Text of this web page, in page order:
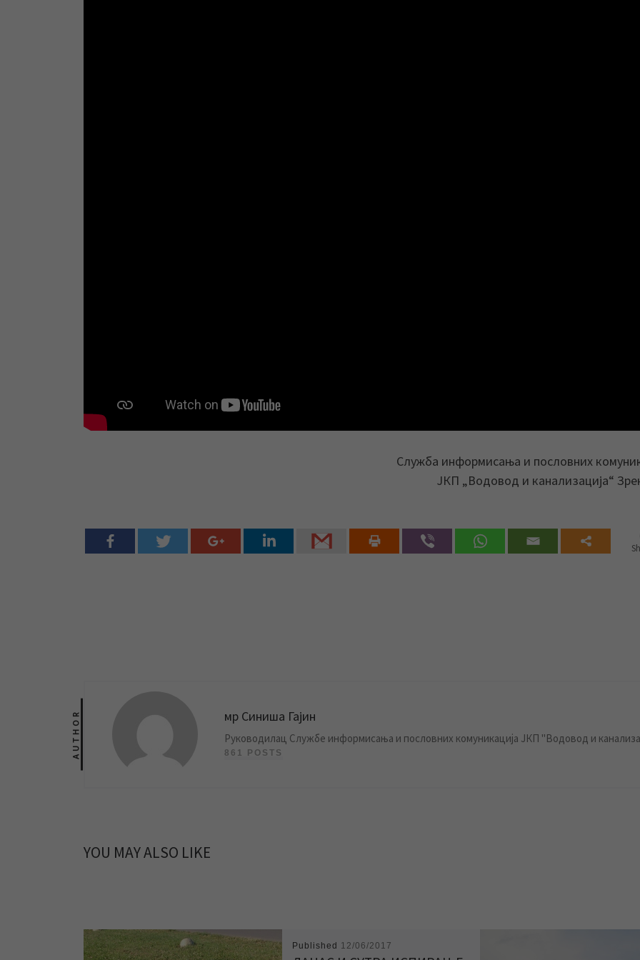
Служба информисања и пословних
ЈКП „Водовод и канализација“
AUTHOR мр Синиша Гајин
Руководилац Службе информисања и пословних комуникација ЈКП "Водовод и
861 POSTS
YOU MAY ALSO LIKE
Published 12/06/2017